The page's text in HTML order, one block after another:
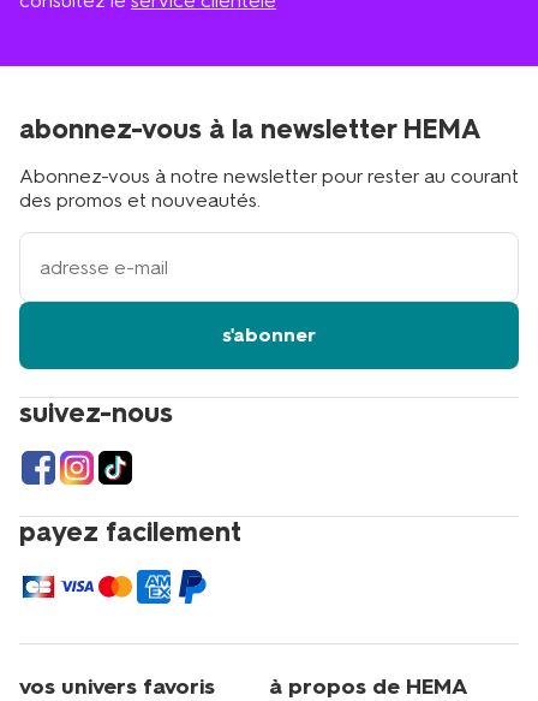
suivez-nous
payez facilement
abonnez-vous à la newsletter HEMA
Abonnez-vous à notre newsletter pour rester au courant
des promos et nouveautés.
votre
adresse
s'abonner
vos univers favoris à propos de HEMA